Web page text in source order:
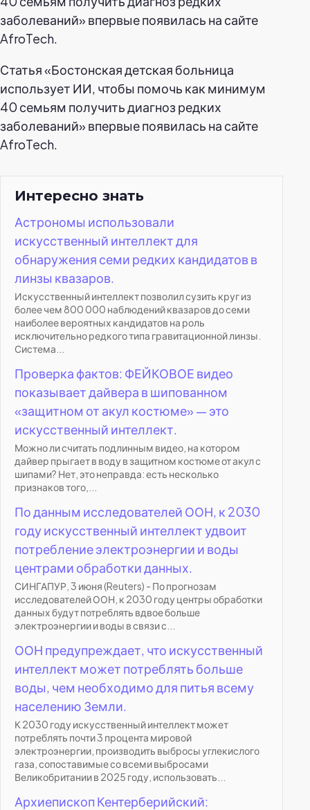
заболеваний» впервые появилась на сайте
AfroTech.
Статья «Бостонская детская больница
использует ИИ, чтобы помочь как минимум
40 семьям получить диагноз редких
заболеваний» впервые появилась на сайте
AfroTech.
Интересно знать
Астрономы использовали
искусственный интеллект для
обнаружения семи редких кандидатов в
линзы квазаров.
Искусственный интеллект позволил сузить круг из
более чем 800 000 наблюдений квазаров до семи
наиболее вероятных кандидатов на роль
исключительно редкого типа гравитационной линзы.
Система...
Проверка фактов: ФЕЙКОВОЕ видео
показывает дайвера в шипованном
«защитном от акул костюме» — это
искусственный интеллект.
Можно ли считать подлинным видео, на котором
дайвер прыгает в воду в защитном костюме от акул с
шипами? Нет, это неправда: есть несколько
признаков того,...
По данным исследователей ООН, к 2030
году искусственный интеллект удвоит
потребление электроэнергии и воды
центрами обработки данных.
СИНГАПУР, 3 июня (Reuters) - По прогнозам
исследователей ООН, к 2030 году центры обработки
данных будут потреблять вдвое больше
электроэнергии и воды в связи с...
ООН предупреждает, что искусственный
интеллект может потреблять больше
воды, чем необходимо для питья всему
населению Земли.
К 2030 году искусственный интеллект может
потреблять почти 3 процента мировой
электроэнергии, производить выбросы углекислого
газа, сопоставимые со всеми выбросами
Великобритании в 2025 году, использовать...
Архиепископ Кентерберийский: